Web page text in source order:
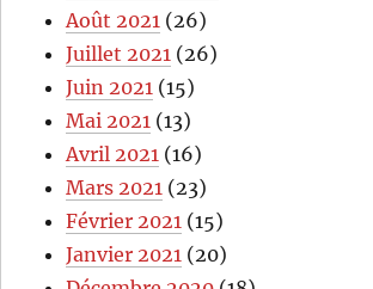
Août 2021 (26)
Juillet 2021 (26)
Juin 2021 (15)
Mai 2021 (13)
Avril 2021 (16)
Mars 2021 (23)
Février 2021 (15)
Janvier 2021 (20)